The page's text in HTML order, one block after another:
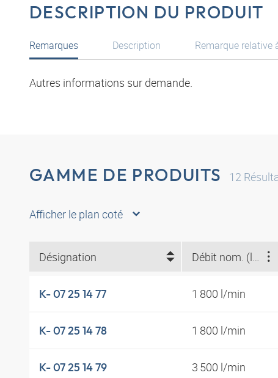
DESCRIPTION DU PRODUIT
Remarques
Autres informations sur demande.
Description Remarque relative
GAMME DE PRODUITS 12
Afficher le plan coté
Désignation
K- 07 25 14 77 1 800 l/min
K- 07 25 14 78 1 800 l/min
K- 07 25 14 79 3 500 l/min